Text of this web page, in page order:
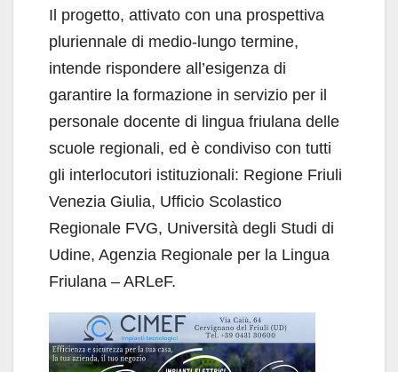
Il progetto, attivato con una prospettiva
pluriennale di medio-lungo termine,
intende rispondere all’esigenza di
garantire la formazione in servizio per il
personale docente di lingua friulana delle
scuole regionali, ed è condiviso con tutti
gli interlocutori istituzionali: Regione Friuli
Venezia Giulia, Ufficio Scolastico
Regionale FVG, Università degli Studi di
Udine, Agenzia Regionale per la Lingua
Friulana – ARLeF.